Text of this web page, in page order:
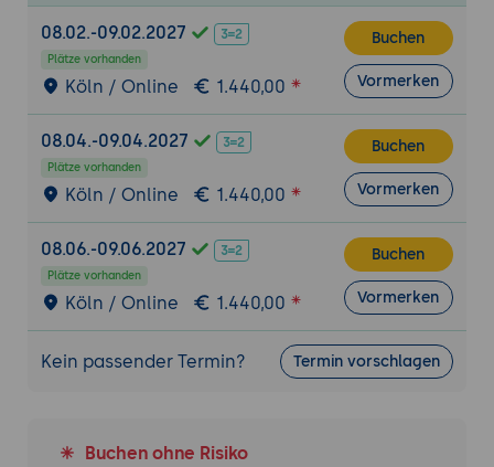
08.02.-09.02.2027
Plätze vorhanden
Köln / Online 1.440,00
Buchen
Vormerken
08.04.-09.04.2027
Plätze vorhanden
Köln / Online 1.440,00
Buchen
Vormerken
08.06.-09.06.2027
Plätze vorhanden
Köln / Online 1.440,00
Buchen
Vormerken
Kein passender Termin? Termin vorschlagen
Buchen ohne Risiko